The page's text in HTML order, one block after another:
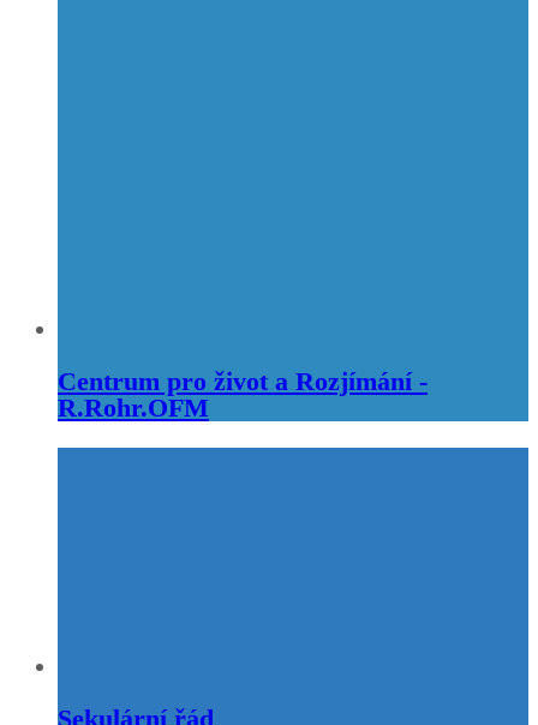
Centrum pro život a Rozjímání -
R.Rohr.OFM
Sekulární řád